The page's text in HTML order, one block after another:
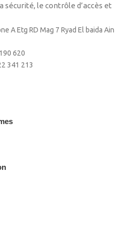
sécurité, le contrôle d’accès et
A Etg RD Mag 7 Ryad El baida Ain
620
341 213